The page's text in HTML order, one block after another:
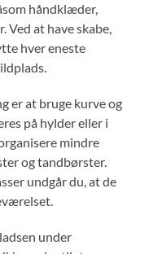
håndklæder,
at have skabe,
hver eneste
er at bruge kurve og
på hylder eller i
mindre
og tandbørster.
undgår du, at de
under